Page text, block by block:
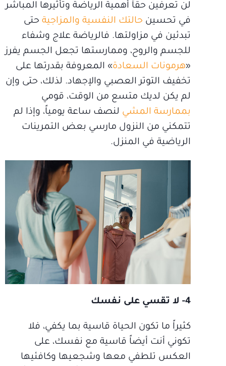
لن تعرفين حقاً أهمية الرياضة وتأثيرها المباشر
في تحسين حالتك النفسية والمزاجية حتى
تبدئين في مزاولتها. فالرياضة علاج وشفاء
للجسم والروح، وممارستها تجعل الجسم يفرز
«هرمونات السعادة» المعروفة بقدرتها على
تخفيف التوتر العصبي والإجهاد. لذلك، حتى وإن
لم يكن لديك متسع من الوقت، قومي
بممارسة المشي لنصف ساعة يومياً، وإذا لم
تتمكني من النزول مارسي بعض التمرينات
الرياضية في المنزل.
4- لا تقسي على نفسك
كثيراً ما تكون الحياة قاسية بما يكفي، فلا
تكوني أنت أيضاً قاسية مع نفسك، على
العكس تلطفي معها وشجعيها وكافئيها